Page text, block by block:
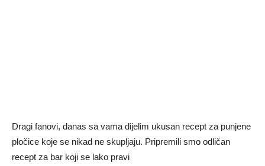
Dragi fanovi, danas sa vama dijelim ukusan recept za punjene
pločice koje se nikad ne skupljaju. Pripremili smo odličan
recept za bar koji se lako pravi